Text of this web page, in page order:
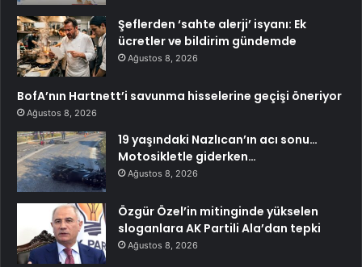
Şeflerden ‘sahte alerji’ isyanı: Ek
ücretler ve bildirim gündemde
Ağustos 8, 2026
BofA’nın Hartnett’i savunma hisselerine geçişi öneriyor
Ağustos 8, 2026
19 yaşındaki Nazlıcan’ın acı sonu…
Motosikletle giderken…
Ağustos 8, 2026
Özgür Özel’in mitinginde yükselen
sloganlara AK Partili Ala’dan tepki
Ağustos 8, 2026